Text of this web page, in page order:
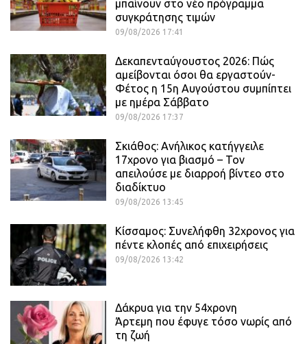
μπαίνουν στο νέο πρόγραμμα
συγκράτησης τιμών
09/08/2026 17:41
Δεκαπενταύγουστος 2026: Πώς
αμείβονται όσοι θα εργαστούν-
Φέτος η 15η Αυγούστου συμπίπτει
με ημέρα Σάββατο
09/08/2026 17:37
Σκιάθος: Ανήλικος κατήγγειλε
17χρονο για βιασμό – Τον
απειλούσε με διαρροή βίντεο στο
διαδίκτυο
09/08/2026 13:45
Κίσσαμος: Συνελήφθη 32χρονος για
πέντε κλοπές από επιχειρήσεις
09/08/2026 13:42
Δάκρυα για την 54χρονη
Άρτεμη που έφυγε τόσο νωρίς από
τη ζωή